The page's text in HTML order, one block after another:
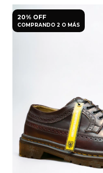
20% OFF
COMPRANDO 2 O MÁS